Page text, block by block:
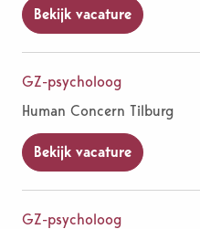
Bekijk vacature
GZ-psycholoog
Human Concern Tilburg
Bekijk vacature
GZ-psycholoog